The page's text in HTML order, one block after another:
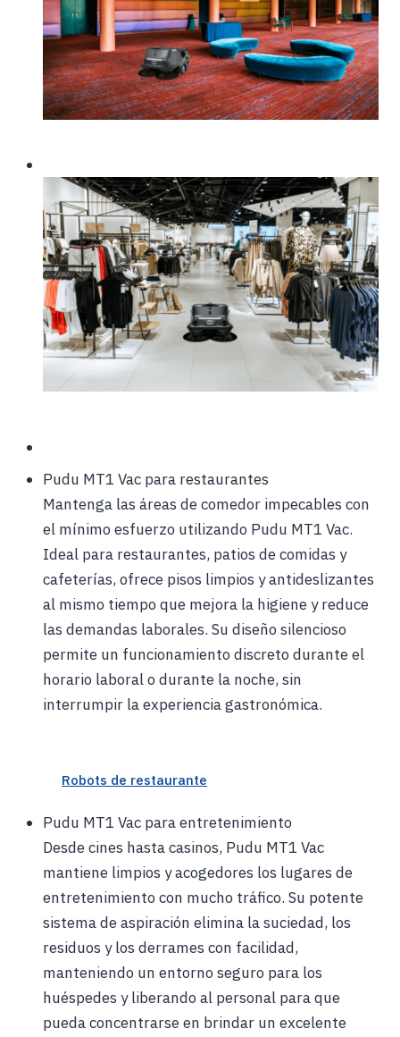
Pudu MT1 Vac para restaurantes
Mantenga las áreas de comedor impecables con
el mínimo esfuerzo utilizando Pudu MT1 Vac.
Ideal para restaurantes, patios de comidas y
cafeterías, ofrece pisos limpios y antideslizantes
al mismo tiempo que mejora la higiene y reduce
las demandas laborales. Su diseño silencioso
permite un funcionamiento discreto durante el
horario laboral o durante la noche, sin
interrumpir la experiencia gastronómica.
Robots de restaurante
Pudu MT1 Vac para entretenimiento
Desde cines hasta casinos, Pudu MT1 Vac
mantiene limpios y acogedores los lugares de
entretenimiento con mucho tráfico. Su potente
sistema de aspiración elimina la suciedad, los
residuos y los derrames con facilidad,
manteniendo un entorno seguro para los
huéspedes y liberando al personal para que
pueda concentrarse en brindar un excelente